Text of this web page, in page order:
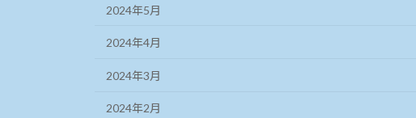
2024年5月
2024年4月
2024年3月
2024年2月